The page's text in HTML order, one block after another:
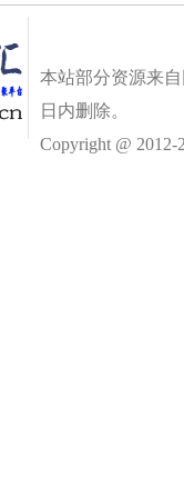
本站部分资源来
日内删除。
Copyright @ 2012-